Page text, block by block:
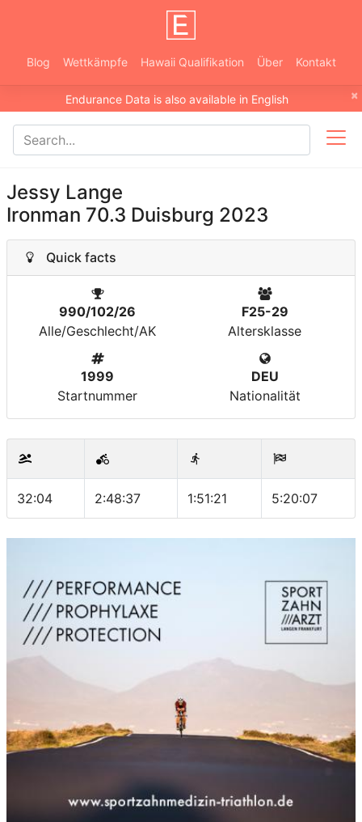
Blog Wettkämpfe Hawaii Qualifikation Über Kontakt
×
Endurance Data is also available in English
Jessy Lange
Ironman 70.3 Duisburg 2023
Quick facts
990/102/26
Alle/Geschlecht/AK
F25-29
Altersklasse
1999
Startnummer
DEU
Nationalität
32:04 2:48:37 1:51:21 5:20:07